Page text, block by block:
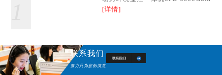
[详情]
联系我们
努力只为您的满意